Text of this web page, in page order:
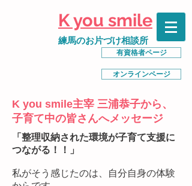
K you smile
練馬のお片づけ相談所
有資格者ページ
オンラインページ
K you smile主宰 三浦恭子から、
子育て中の皆さんへメッセージ
「整理収納された環境が子育て支援に
つながる！！」
私がそう感じたのは、自分自身の体験